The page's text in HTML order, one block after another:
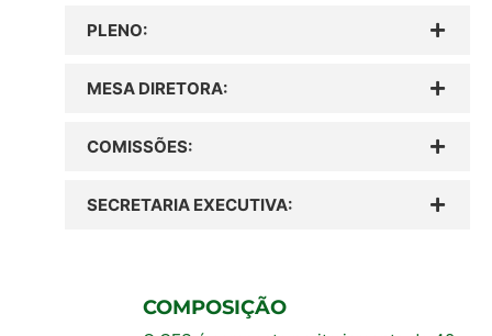
PLENO:
MESA DIRETORA:
COMISSÕES:
SECRETARIA EXECUTIVA:
COMPOSIÇÃO